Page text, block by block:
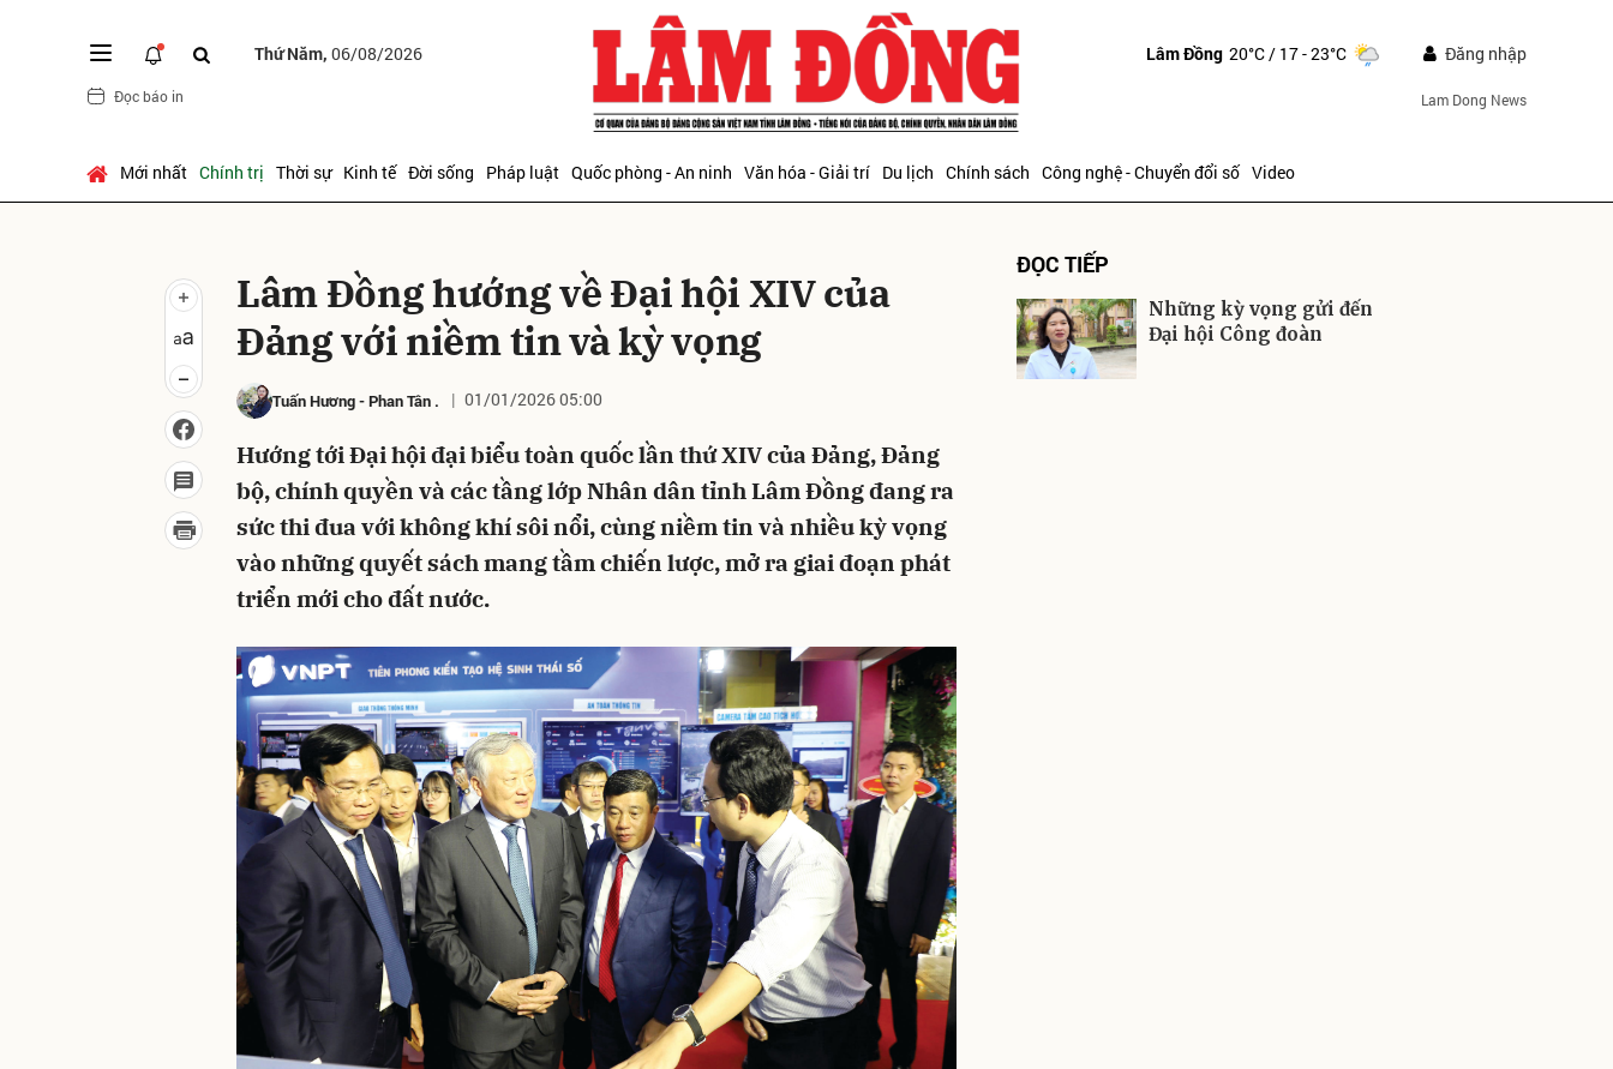
Thứ Năm, 06/08/2026
Đọc báo in
Lâm Đồng 20°C/ 17 - 23°C Đăng nhập
Lam Dong News
Mới nhất Chính trị Thời sự Kinh tế Đời sống Pháp luật Quốc phòng - An ninh Văn hóa - Giải trí Du lịch Chính sách Công nghệ - Chuyển đổi số Video
Lâm Đồng hướng về Đại hội XIV của
Đảng với niềm tin và kỳ vọng
Tuấn Hương-Phan Tân . 01/01/2026 05:00
Hướng tới Đại hội đại biểu toàn quốc lần thứ XIV của Đảng, Đảng
bộ, chính quyền và các tầng lớp Nhân dân tỉnh Lâm Đồng đang ra
sức thi đua với không khí sôi nổi, cùng niềm tin và nhiều kỳ vọng
vào những quyết sách mang tầm chiến lược, mở ra giai đoạn phát
triển mới cho đất nước.
ĐỌC TIẾP
Những kỳ vọng gửi đến
Đại hội Công đoàn
Gửi bình luận